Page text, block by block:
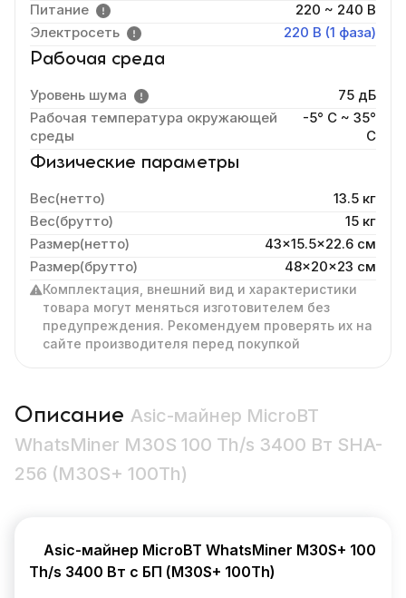
Питание
220 ~ 240 В
Электросеть
220 В (1 фаза)
Рабочая среда
Уровень шума
75 дБ
Рабочая температура окружающей
среды
-5° C ~ 35°
C
Физические параметры
Вес(нетто)
13.5 кг
Вес(брутто)
15 кг
Размер(нетто)
43x15.5x22.6 cм
Размер(брутто)
48x20x23 см
Комплектация, внешний вид и характеристики
товара могут меняться изготовителем без
предупреждения. Рекомендуем проверять их на
сайте производителя перед покупкой
Описание Asic-майнер MicroBT
WhatsMiner M30S 100 Th/s 3400 Вт SHA-
256 (M30S+ 100Th)
Asic-майнер MicroBT WhatsMiner M30S+ 100
Th/s 3400 Вт с БП (M30S+ 100Th)